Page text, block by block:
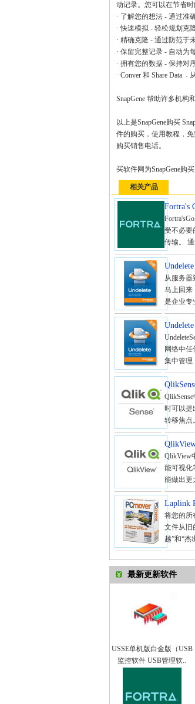
动记录。您可以在节省
· 了解您的想法 - 通过准
· 快速模拟 - 轻松规划克
· 精确克隆 - 通过防范于
· 保留完整记录 - 自动为
· 拥有您的数据 - 保持对
· Conver 和 Share Data -
SnapGene 帮助许多机构
以上是SnapGene购买
件的购买，使用教程，
购买销售电话。
买软件网为SnapGene购
相关产品
Fortra's
受不必要
传输。
从服务器
马上回来
是企业专
网络中任
集中管理
时可以提
转移焦点
QlikView
能可视化
能做出更
Laplink
将您的所
文件从旧
越”和“
最新更新软件
USSE单机版白金版（USB
监控软件 USB管理软..